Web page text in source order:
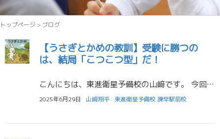
トップページ > ブログ
【うさぎとかめの教訓】受験に勝つの
は、結局「こつこつ型」だ！
こんにちは、東進衛星予備校の山﨑です。 今回は、誰もが知っている童話『うさぎとかめ』を題材にして、受験生の皆さんに伝えたいことをお話しします。 うさぎとかめの話を、受験生にあてはめると… 「朝から晩まで校舎で勉強している […]
2025年6月29日 山﨑翔平 東進衛星予備校 諫早駅前校